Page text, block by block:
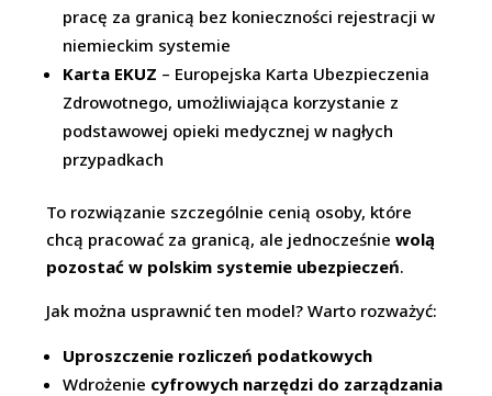
pracę za granicą bez konieczności rejestracji w
niemieckim systemie
Karta EKUZ – Europejska Karta Ubezpieczenia
Zdrowotnego, umożliwiająca korzystanie z
podstawowej opieki medycznej w nagłych
przypadkach
To rozwiązanie szczególnie cenią osoby, które
chcą pracować za granicą, ale jednocześniewolą
pozostać w polskim systemie ubezpieczeń.
Jak można usprawnić ten model? Warto rozważyć:
Uproszczenie rozliczeń podatkowych
Wdrożenie cyfrowych narzędzi do zarządzania